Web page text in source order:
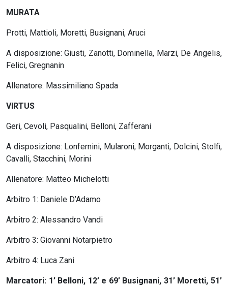
MURATA
Protti, Mattioli, Moretti, Busignani, Aruci
A disposizione: Giusti, Zanotti, Dominella, Marzi, De Angelis,
Felici, Gregnanin
Allenatore: Massimiliano Spada
VIRTUS
Geri, Cevoli, Pasqualini, Belloni, Zafferani
A disposizione: Lonfernini, Mularoni, Morganti, Dolcini, Stolfi,
Cavalli, Stacchini, Morini
Allenatore: Matteo Michelotti
Arbitro 1: Daniele D’Adamo
Arbitro 2: Alessandro Vandi
Arbitro 3: Giovanni Notarpietro
Arbitro 4: Luca Zani
Marcatori: 1’ Belloni, 12’ e 69’ Busignani, 31’ Moretti, 51’